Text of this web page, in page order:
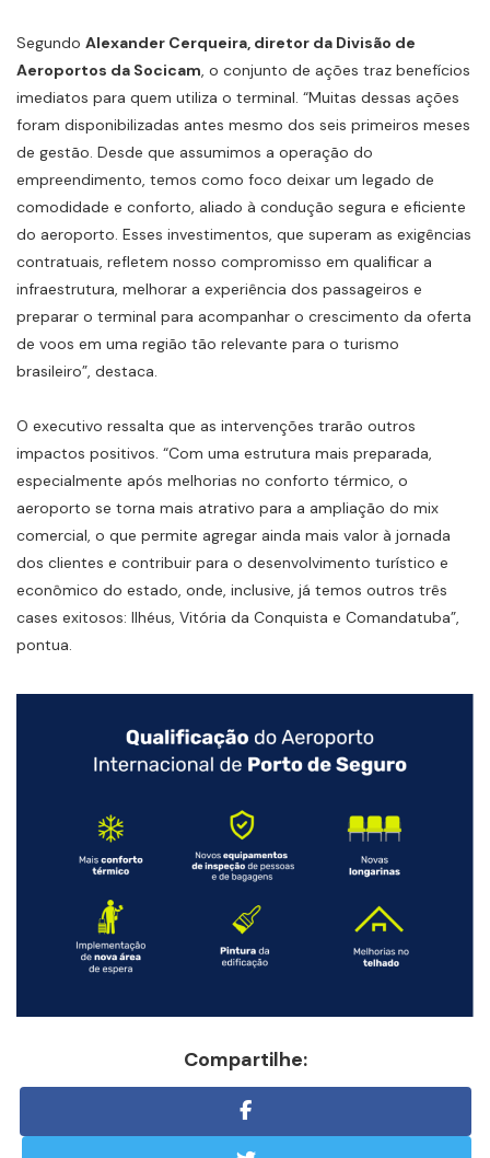
Segundo Alexander Cerqueira, diretor da Divisão de
Aeroportos da Socicam, o conjunto de ações traz benefícios
imediatos para quem utiliza o terminal. “Muitas dessas ações
foram disponibilizadas antes mesmo dos seis primeiros meses
de gestão. Desde que assumimos a operação do
empreendimento, temos como foco deixar um legado de
comodidade e conforto, aliado à condução segura e eficiente
do aeroporto. Esses investimentos, que superam as exigências
contratuais, refletem nosso compromisso em qualificar a
infraestrutura, melhorar a experiência dos passageiros e
preparar o terminal para acompanhar o crescimento da oferta
de voos em uma região tão relevante para o turismo
brasileiro”, destaca.
O executivo ressalta que as intervenções trarão outros
impactos positivos. “Com uma estrutura mais preparada,
especialmente após melhorias no conforto térmico, o
aeroporto se torna mais atrativo para a ampliação do mix
comercial, o que permite agregar ainda mais valor à jornada
dos clientes e contribuir para o desenvolvimento turístico e
econômico do estado, onde, inclusive, já temos outros três
cases exitosos: Ilhéus, Vitória da Conquista e Comandatuba”,
pontua.
Compartilhe: